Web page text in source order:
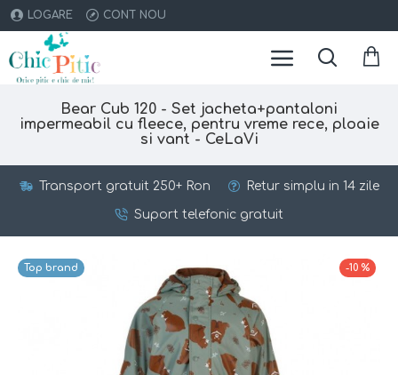
LOGARE CONT NOU
Bear Cub 120 - Set jacheta+pantaloni
impermeabil cu fleece, pentru vreme rece, ploaie
si vant - CeLaVi
Transport gratuit 250+ Ron Retur simplu in 14 zile
Suport telefonic gratuit
Top brand -10 %